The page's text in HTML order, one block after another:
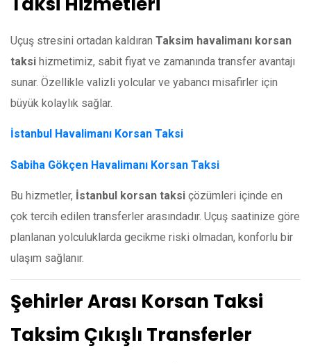
Uçuş stresini ortadan kaldıran Taksim havalimanı korsan
taksi hizmetimiz, sabit fiyat ve zamanında transfer avantajı
sunar. Özellikle valizli yolcular ve yabancı misafirler için
büyük kolaylık sağlar.
İstanbul Havalimanı Korsan Taksi
Sabiha Gökçen Havalimanı Korsan Taksi
Bu hizmetler, İstanbul korsan taksi çözümleri içinde en
çok tercih edilen transferler arasındadır. Uçuş saatinize göre
planlanan yolculuklarda gecikme riski olmadan, konforlu bir
ulaşım sağlanır.
Şehirler Arası Korsan Taksi
Taksim Çıkışlı Transferler